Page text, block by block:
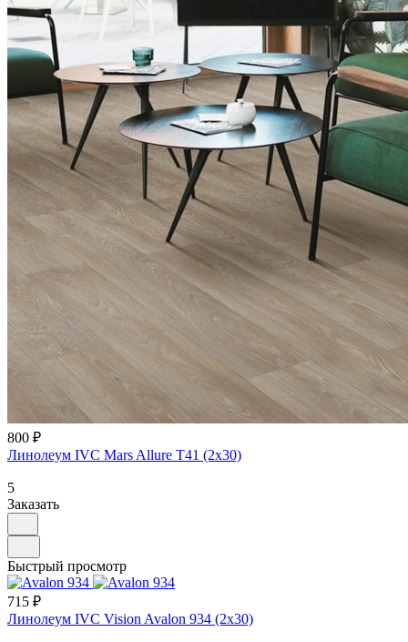
800 ₽
Линолеум IVC Mars Allure T41 (2х30)
5
Заказать
Быстрый просмотр
715 ₽
Линолеум IVC Vision Avalon 934 (2х30)